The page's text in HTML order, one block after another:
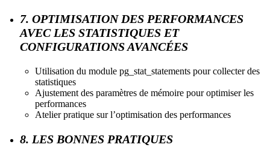
7. OPTIMISATION DES PERFORMANCES
AVEC LES STATISTIQUES ET
CONFIGURATIONS AVANCÉES
Utilisation du module pg_stat_statements pour collecter des
statistiques
Ajustement des paramètres de mémoire pour optimiser les
performances
Atelier pratique sur l’optimisation des performances
8. LES BONNES PRATIQUES